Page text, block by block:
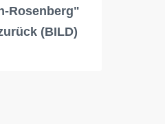
Rosenberg"
(BILD)